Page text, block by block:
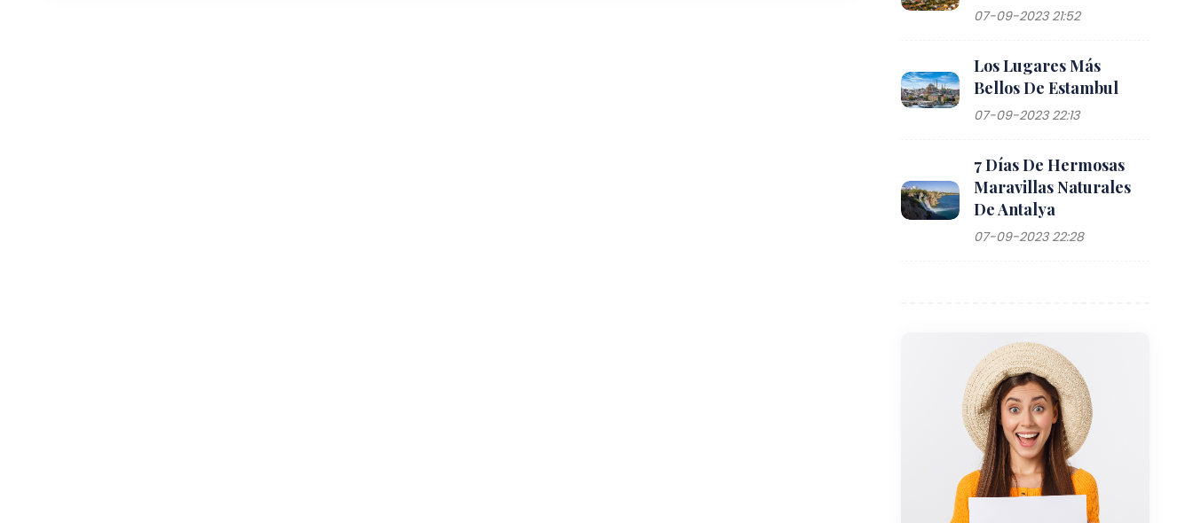
07-09-2023 21:52
Los Lugares Más
Bellos De Estambul
07-09-2023 22:13
7 Días De Hermosas
Maravillas Naturales
De Antalya
07-09-2023 22:28